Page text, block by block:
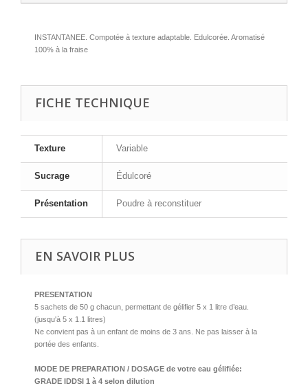
INSTANTANEE. Compotée à texture adaptable. Edulcorée. Aromatisé
100% à la fraise
FICHE TECHNIQUE
Texture Variable
Sucrage Édulcoré
Présentation Poudre à reconstituer
EN SAVOIR PLUS
PRESENTATION
5 sachets de 50 g chacun, permettant de gélifier 5 x 1 litre d’eau.
(jusqu'à 5 x 1.1 litres)
Ne convient pas à un enfant de moins de 3 ans. Ne pas laisser à la
portée des enfants.
MODE DE PREPARATION / DOSAGE de votre eau gélifiée:
GRADE IDDSI 1 à 4 selon dilution